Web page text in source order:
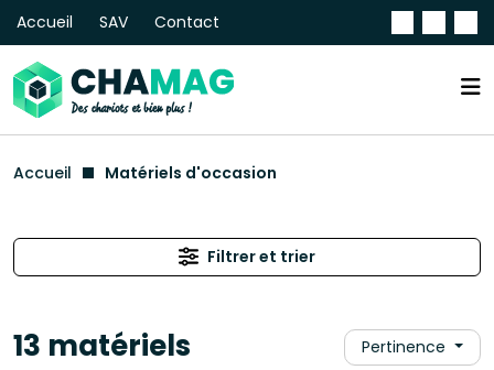
Accueil SAV Contact
Accueil Matériels d'occasion
Filtrer et trier
13 matériels Pertinence